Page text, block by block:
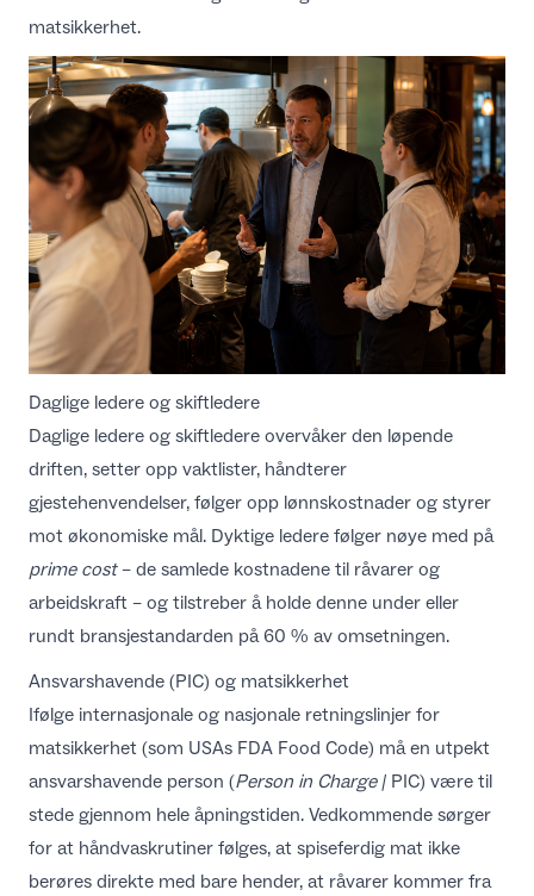
matsikkerhet.
Daglige ledere og skiftledere
Daglige ledere og skiftledere overvåker den løpende
driften, setter opp vaktlister, håndterer
gjestehenvendelser, følger opp lønnskostnader og styrer
mot økonomiske mål. Dyktige ledere følger nøye med på
prime cost– de samlede kostnadene til råvarer og
arbeidskraft – og tilstreber å holde denne under eller
rundt bransjestandarden på 60 % av omsetningen.
Ansvarshavende (PIC) og matsikkerhet
Ifølge internasjonale og nasjonale retningslinjer for
matsikkerhet (som USAs FDA Food Code) må en utpekt
ansvarshavende person (Person in Charge/ PIC) være til
stede gjennom hele åpningstiden. Vedkommende sørger
for at håndvaskrutiner følges, at spiseferdig mat ikke
berøres direkte med bare hender, at råvarer kommer fra